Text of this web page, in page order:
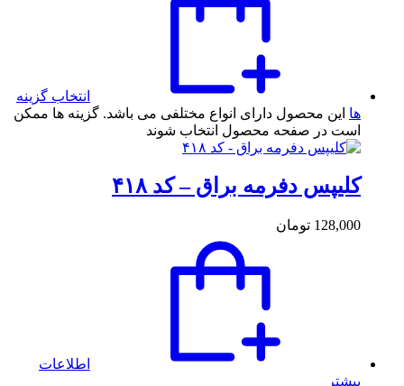
انتخاب گزینه
ها این محصول دارای انواع مختلفی می باشد. گزینه ها ممکن
است در صفحه محصول انتخاب شوند
کلیپس دفرمه براق – کد ۴۱۸
128,000 تومان
اطلاعات
بیشتر